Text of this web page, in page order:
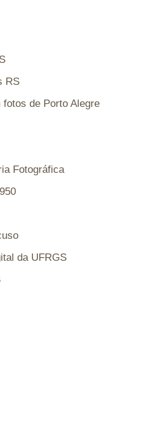
RS
de Porto Alegre
Fotográfica
da UFRGS